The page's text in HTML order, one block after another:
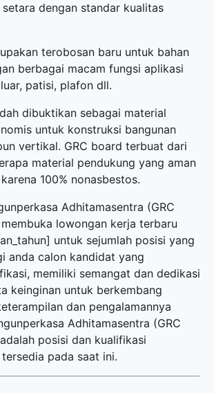
dengan standar kualitas
terobosan baru untuk bahan
berbagai macam fungsi aplikasi
patisi, plafon dll.
dibuktikan sebagai material
untuk konstruksi bangunan
vertikal. GRC board terbuat dari
material pendukung yang aman
100% nonasbestos.
Adhitamasentra (GRC
lowongan kerja terbaru
untuk sejumlah posisi yang
anda calon kandidat yang
memiliki semangat dan dedikasi
keinginan untuk berkembang
dan pengalamannya
Adhitamasentra (GRC
posisi dan kualifikasi
pada saat ini.